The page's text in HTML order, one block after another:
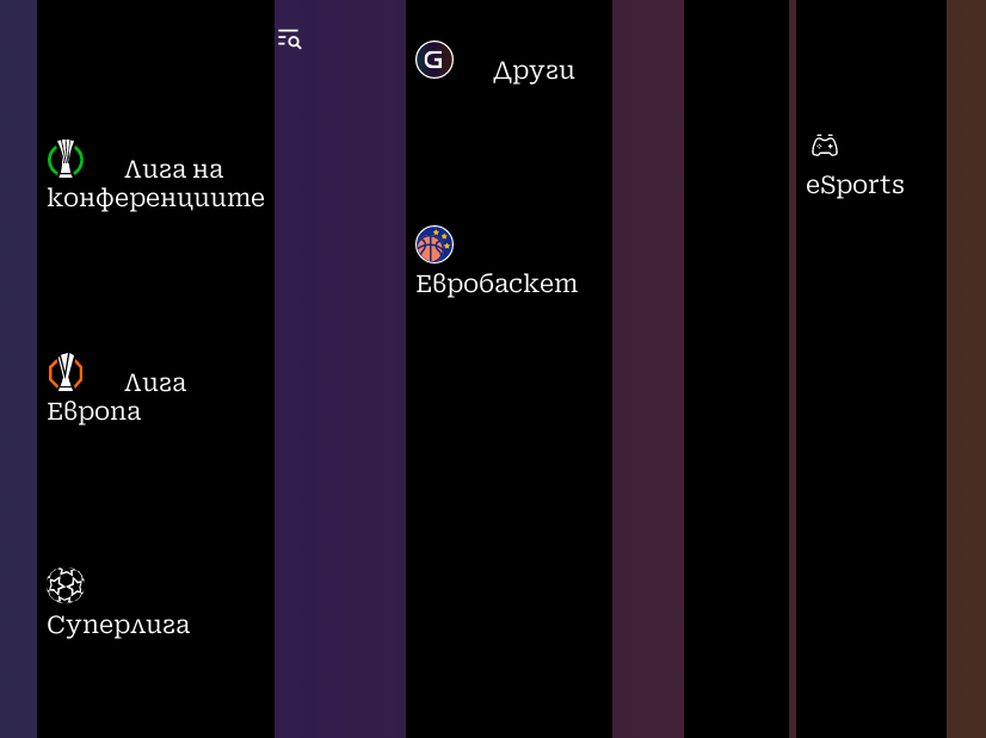
Лига на
конференциите
Лига
Европа
Суперлига
Други
Евробаскет
eSports